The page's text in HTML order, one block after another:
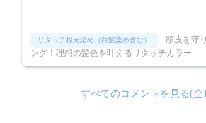
リタッチ根元染め（白髪染め含む）
ング！理想の髪色を叶えるリタッチカラー
すべてのコメントを見る(全